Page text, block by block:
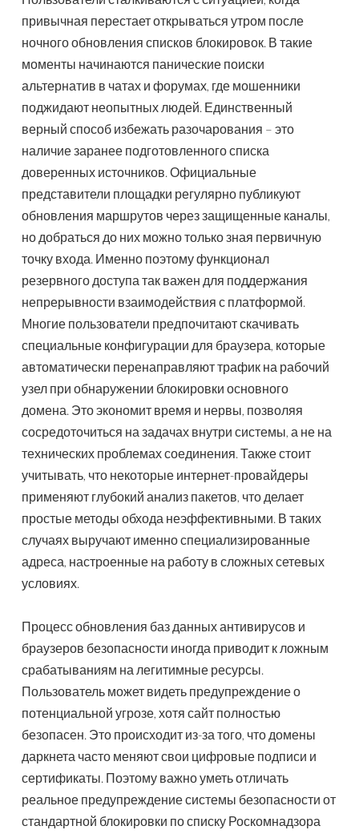
привычная перестает открываться утром после
ночного обновления списков блокировок. В такие
моменты начинаются панические поиски
альтернатив в чатах и форумах, где мошенники
поджидают неопытных людей. Единственный
верный способ избежать разочарования – это
наличие заранее подготовленного списка
доверенных источников. Официальные
представители площадки регулярно публикуют
обновления маршрутов через защищенные каналы,
но добраться до них можно только зная первичную
точку входа. Именно поэтому функционал
резервного доступа так важен для поддержания
непрерывности взаимодействия с платформой.
Многие пользователи предпочитают скачивать
специальные конфигурации для браузера, которые
автоматически перенаправляют трафик на рабочий
узел при обнаружении блокировки основного
домена. Это экономит время и нервы, позволяя
сосредоточиться на задачах внутри системы, а не на
технических проблемах соединения. Также стоит
учитывать, что некоторые интернет-провайдеры
применяют глубокий анализ пакетов, что делает
простые методы обхода неэффективными. В таких
случаях выручают именно специализированные
адреса, настроенные на работу в сложных сетевых
условиях.
Процесс обновления баз данных антивирусов и
браузеров безопасности иногда приводит к ложным
срабатываниям на легитимные ресурсы.
Пользователь может видеть предупреждение о
потенциальной угрозе, хотя сайт полностью
безопасен. Это происходит из-за того, что домены
даркнета часто меняют свои цифровые подписи и
сертификаты. Поэтому важно уметь отличать
реальное предупреждение системы безопасности от
стандартной блокировки по списку Роскомнадзора